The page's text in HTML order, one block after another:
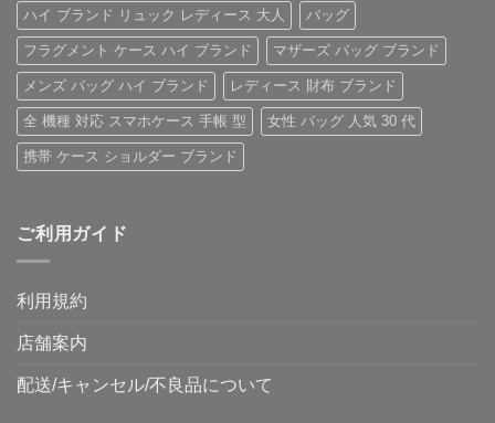
ハイ ブランド リュック レディース 大人 バッグ
フラグメント ケース ハイ ブランド マザーズ バッグ ブランド
メンズ バッグ ハイ ブランド レディース 財布 ブランド
全 機種 対応 スマホケース 手帳 型 女性 バッグ 人気 30 代
携帯 ケース ショルダー ブランド
ご利用ガイド
利用規約
店舗案内
配送/キャンセル/不良品について